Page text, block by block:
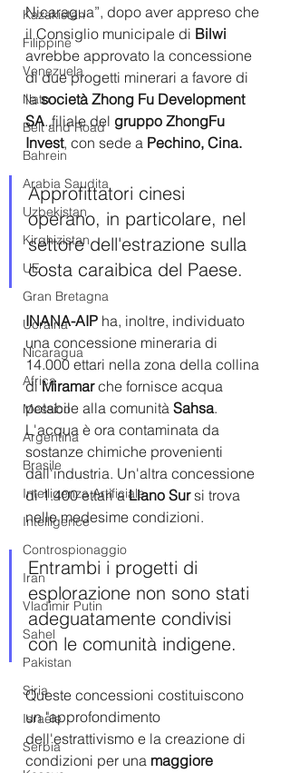
Kazakistan
Filippine
Venezuela
Nato
Belt and Road
Bahrein
Arabia Saudita
Uzbekistan
Kirghizistan
UE
Gran Bretagna
Ucraina
Nicaragua
Africa
Messico
Argentina
Brasile
Intelligenza Artificiale
Intelligence
Controspionaggio
Iran
Vladimir Putin
Sahel
Pakistan
Siria
Israele
Serbia
Nicaragua”, dopo aver appreso che
il Consiglio municipale di Bilwi
avrebbe approvato la concessione
di due progetti minerari a favore di
la società Zhong Fu Development
SA.,filiale del gruppo ZhongFu
Invest, con sede a Pechino, Cina.
Approfittatori cinesi
operano, in particolare, nel
settore dell'estrazione sulla
costa caraibica del Paese.
INANA-AIP ha, inoltre, individuato
una concessione mineraria di
14.000 ettari nella zona della collina
di Miramar che fornisce acqua
potabile alla comunità Sahsa.
L'acqua è ora contaminata da
sostanze chimiche provenienti
dall'industria. Un'altra concessione
di 1.400 ettari a Llano Sur si trova
nelle medesime condizioni.
Entrambi i progetti di
esplorazione non sono stati
adeguatamente condivisi
con le comunità indigene.
Queste concessioni costituiscono
un "approfondimento
dell'estrattivismo e la creazione di
condizioni per una maggiore